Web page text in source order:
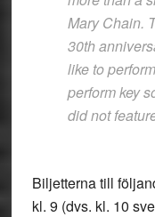
Mary Chain.
30th
like to
perform key
did not
Biljetterna till
kl. 9 (dvs. kl. 10